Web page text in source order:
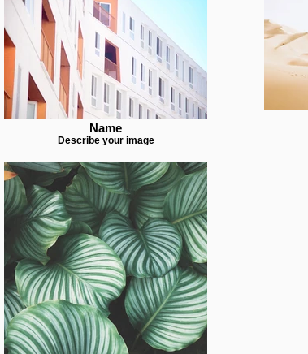
Name
Describe your image